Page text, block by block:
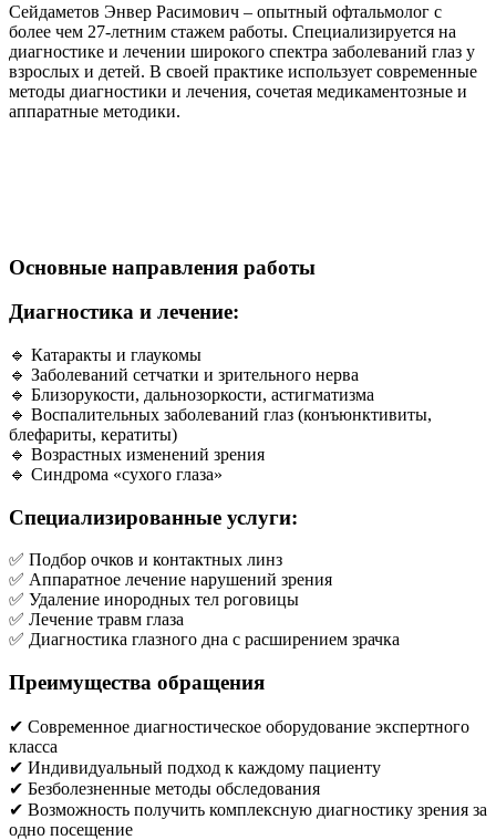
Сейдаметов Энвер Расимович – опытный офтальмолог с
более чем 27-летним стажем работы. Специализируется на
диагностике и лечении широкого спектра заболеваний глаз у
взрослых и детей. В своей практике использует современные
методы диагностики и лечения, сочетая медикаментозные и
аппаратные методики.
Основные направления работы
Диагностика и лечение:
🔹 Катаракты и глаукомы
🔹 Заболеваний сетчатки и зрительного нерва
🔹 Близорукости, дальнозоркости, астигматизма
🔹 Воспалительных заболеваний глаз (конъюнктивиты,
блефариты, кератиты)
🔹 Возрастных изменений зрения
🔹 Синдрома «сухого глаза»
Специализированные услуги:
✅ Подбор очков и контактных линз
✅ Аппаратное лечение нарушений зрения
✅ Удаление инородных тел роговицы
✅ Лечение травм глаза
✅ Диагностика глазного дна с расширением зрачка
Преимущества обращения
✔ Современное диагностическое оборудование экспертного
класса
✔ Индивидуальный подход к каждому пациенту
✔ Безболезненные методы обследования
✔ Возможность получить комплексную диагностику зрения за
одно посещение